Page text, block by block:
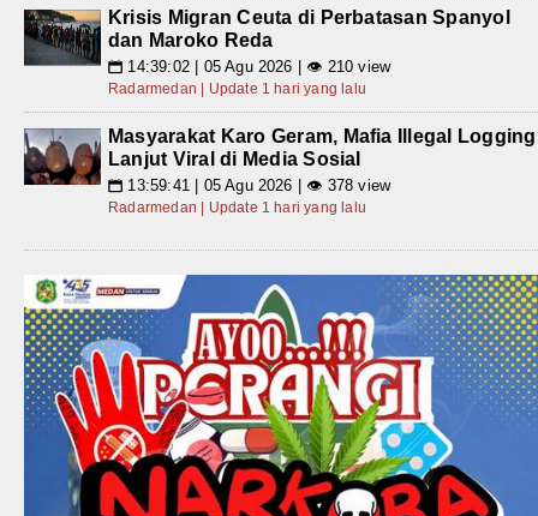
Krisis Migran Ceuta di Perbatasan Spanyol
dan Maroko Reda
📅 14:39:02 | 05 Agu 2026 | 👁 210 view
Radarmedan | Update 1 hari yang lalu
Masyarakat Karo Geram, Mafia Illegal Logging
Lanjut Viral di Media Sosial
📅 13:59:41 | 05 Agu 2026 | 👁 378 view
Radarmedan | Update 1 hari yang lalu